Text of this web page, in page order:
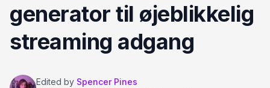
generator til øjeblikkelig
streaming adgang
Edited by Spencer Pines